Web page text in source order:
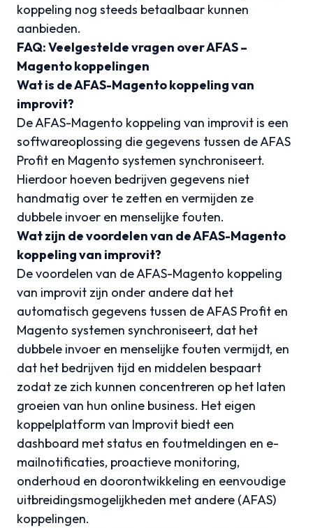
koppeling nog steeds betaalbaar kunnen
aanbieden.
FAQ: Veelgestelde vragen over AFAS –
Magento koppelingen
Wat is de AFAS-Magento koppeling van
improvit?
De AFAS-Magento koppeling van improvit is een
softwareoplossing die gegevens tussen de AFAS
Profit en Magento systemen synchroniseert.
Hierdoor hoeven bedrijven gegevens niet
handmatig over te zetten en vermijden ze
dubbele invoer en menselijke fouten.
Wat zijn de voordelen van de AFAS-Magento
koppeling van improvit?
De voordelen van de AFAS-Magento koppeling
van improvit zijn onder andere dat het
automatisch gegevens tussen de AFAS Profit en
Magento systemen synchroniseert, dat het
dubbele invoer en menselijke fouten vermijdt, en
dat het bedrijven tijd en middelen bespaart
zodat ze zich kunnen concentreren op het laten
groeien van hun online business. Het eigen
koppelplatform van Improvit biedt een
dashboard met status en foutmeldingen en e-
mailnotificaties, proactieve monitoring,
onderhoud en doorontwikkeling en eenvoudige
uitbreidingsmogelijkheden met andere (AFAS)
koppelingen.